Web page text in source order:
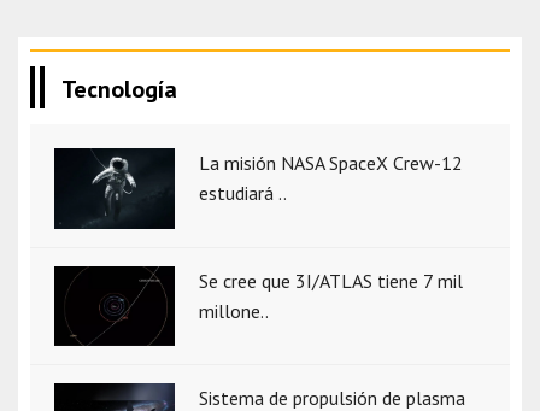
Tecnología
La misión NASA SpaceX Crew-12
estudiará ..
Se cree que 3I/ATLAS tiene 7 mil
millone..
Sistema de propulsión de plasma